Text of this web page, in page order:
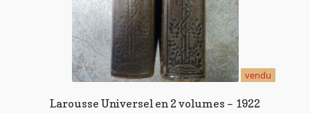
vendu
Larousse Universel en 2 volumes – 1922